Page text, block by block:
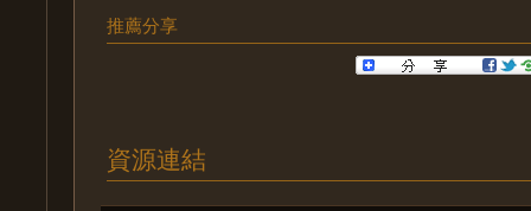
推薦分享
資源連結